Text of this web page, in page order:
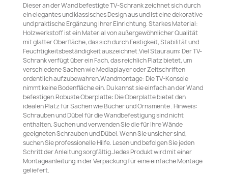
Dieser an der Wand befestigte TV-Schrank zeichnet sich durch
ein elegantes und klassisches Design aus und ist eine dekorative
und praktische Ergänzung Ihrer Einrichtung. Starkes Material:
Holzwerkstoff ist ein Material von außergewöhnlicher Qualität
mit glatter Oberfläche, das sich durch Festigkeit, Stabilität und
Feuchtigkeitsbeständigkeit auszeichnet.Viel Stauraum: Der TV-
Schrank verfügt über ein Fach, das reichlich Platz bietet, um
verschiedene Sachen wie Mediaplayer oder Zeitschriften
ordentlich aufzubewahren.Wandmontage: Die TV-Konsole
nimmt keine Bodenfläche ein. Du kannst sie einfach an der Wand
befestigen.Robuste Oberplatte: Die Oberplatte bietet den
idealen Platz für Sachen wie Bücher und Ornamente . Hinweis:
Schrauben und Dübel für die Wandbefestigung sind nicht
enthalten. Suchen und verwenden Sie die für Ihre Wände
geeigneten Schrauben und Dübel. Wenn Sie unsicher sind,
suchen Sie professionelle Hilfe. Lesen und befolgen Sie jeden
Schritt der Anleitung sorgfältig.Jedes Produkt wird mit einer
Montageanleitung in der Verpackung für eine einfache Montage
geliefert.